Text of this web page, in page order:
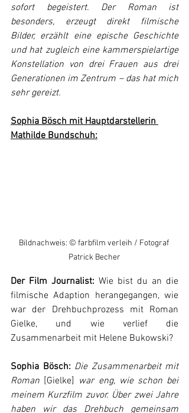
sofort begeistert. Der Roman ist
besonders, erzeugt direkt filmische
Bilder, erzählt eine epische Geschichte
und hat zugleich eine kammerspielartige
Konstellation von drei Frauen aus drei
Generationen im Zentrum – das hat mich
sehr gereizt.
Sophia Bösch mit Hauptdarstellerin
Mathilde Bundschuh:
Bildnachweis: © farbfilm verleih / Fotograf
Patrick Becher
Der Film Journalist: Wie bist du an die
filmische Adaption herangegangen, wie
war der Drehbuchprozess mit Roman
Gielke, und wie verlief die
Zusammenarbeit mit Helene Bukowski?
Sophia Bösch: Die Zusammenarbeit mit
Roman [Gielke] war eng, wie schon bei
meinem Kurzfilm zuvor. Über zwei Jahre
haben wir das Drehbuch gemeinsam